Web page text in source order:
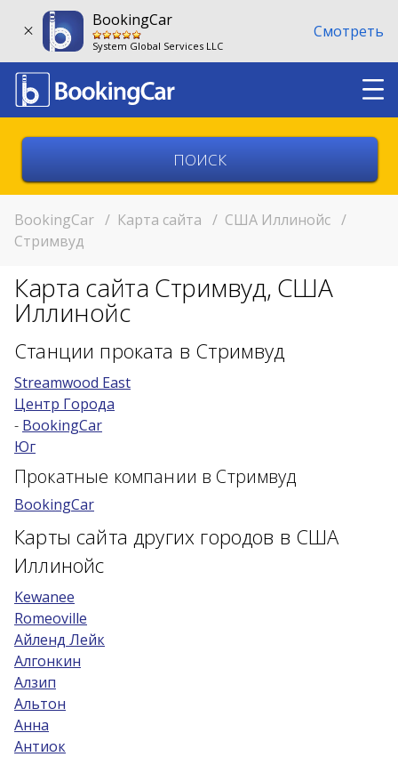
BookingCar
System Global Services LLC
Смотреть
Выберите город
Возврат в другом месте?
Возраст 25-70 лет?
BookingCar / Карта сайта / США Иллинойс /
Стримвуд
Карта сайта Стримвуд, США
Иллинойс
Станции проката в Стримвуд
Streamwood East
Центр Города
- BookingCar
Юг
Прокатные компании в Стримвуд
BookingCar
Карты сайта других городов в США
Иллинойс
Kewanee
Romeoville
Айленд Лейк
Алгонкин
Алзип
Альтон
Анна
Антиок